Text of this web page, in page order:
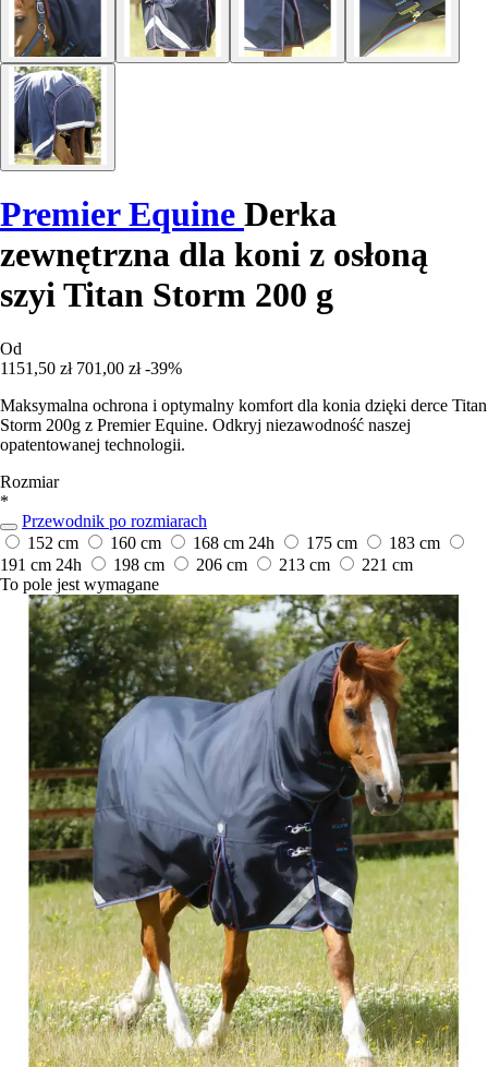
Premier Equine Derka
zewnętrzna dla koni z osłoną
szyi Titan Storm 200 g
Od
1151,50 zł 701,00 zł -39%
Maksymalna ochrona i optymalny komfort dla konia dzięki derce Titan
Storm 200g z Premier Equine. Odkryj niezawodność naszej
opatentowanej technologii.
Rozmiar
*
Przewodnik po rozmiarach
152 cm
160 cm 168 cm 24h 175 cm
183 cm
191 cm 24h 198 cm 206 cm 213 cm
221 cm
To pole jest wymagane